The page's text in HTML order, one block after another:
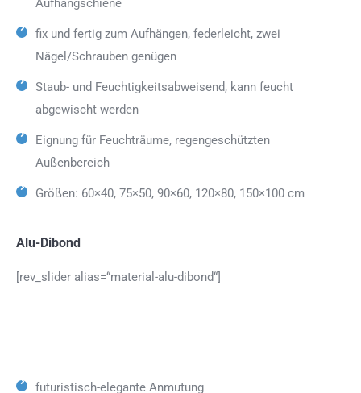
Aufhangschiene
fix und fertig zum Aufhängen, federleicht, zwei
Nägel/Schrauben genügen
Staub- und Feuchtigkeitsabweisend, kann feucht
abgewischt werden
Eignung für Feuchträume, regengeschützten
Außenbereich
Größen: 60×40, 75×50, 90×60, 120×80, 150×100 cm
Alu-Dibond
[rev_slider alias=“material-alu-dibond“]
futuristisch-elegante Anmutung